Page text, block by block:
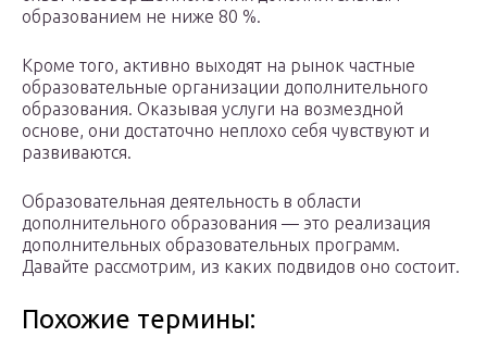
образованием не ниже 80 %.
Кроме того, активно выходят на рынок частные
образовательные организации дополнительного
образования. Оказывая услуги на возмездной
основе, они достаточно неплохо себя чувствуют и
развиваются.
Образовательная деятельность в области
дополнительного образования — это реализация
дополнительных образовательных программ.
Давайте рассмотрим, из каких подвидов оно состоит.
Похожие термины: